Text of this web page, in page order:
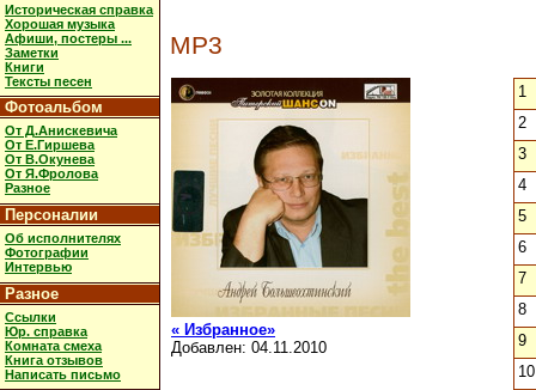
Историческая справка
Хорошая музыка
Афиши, постеры ...
Заметки
Книги
Тексты песен
Фотоальбом
От Д.Анискевича
От Е.Гиршева
От В.Окунева
От Я.Фролова
Разное
Персоналии
Об исполнителях
Фотографии
Интервью
Разное
Ссылки
Юр. справка
Комната смеха
Книга отзывов
Написать письмо
MP3
« Избранное»
Добавлен: 04.11.2010
1
2
3
4
5
6
7
8
9
10